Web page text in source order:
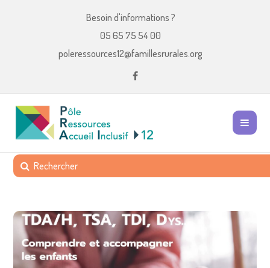
Besoin d'informations ?
05 65 75 54 00
poleressources12@famillesrurales.org